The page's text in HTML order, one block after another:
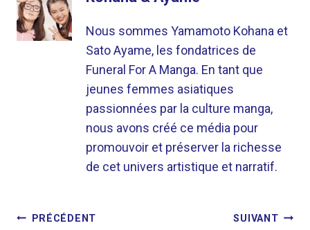
Nous sommes Yamamoto Kohana et
Sato Ayame, les fondatrices de
Funeral For A Manga. En tant que
jeunes femmes asiatiques
passionnées par la culture manga,
nous avons créé ce média pour
promouvoir et préserver la richesse
de cet univers artistique et narratif.
NAVIGATION
PRÉCÉDENT SUIVANT